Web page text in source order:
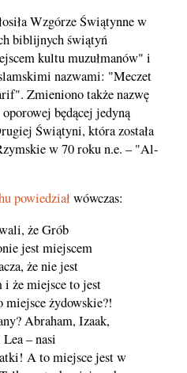
Wzgórze Świątynne w
biblijnych świątyń
kultu muzułmanów" i
nazwami: "Meczet
Zmieniono także nazwę
będącej jedyną
Świątyni, która została
w 70 roku n.e. – "Al-
powiedziałwówczas:
że Grób
jest miejscem
że nie jest
że miejsce to jest
miejsce żydowskie?!
Abraham, Izaak,
– nasi
A to miejsce jest w